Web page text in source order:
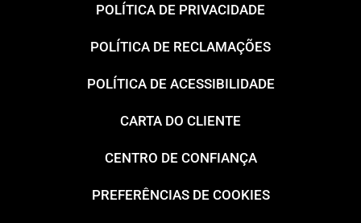
POLÍTICA DE PRIVACIDADE
POLÍTICA DE RECLAMAÇÕES
POLÍTICA DE ACESSIBILIDADE
CARTA DO CLIENTE
CENTRO DE CONFIANÇA
PREFERÊNCIAS DE COOKIES